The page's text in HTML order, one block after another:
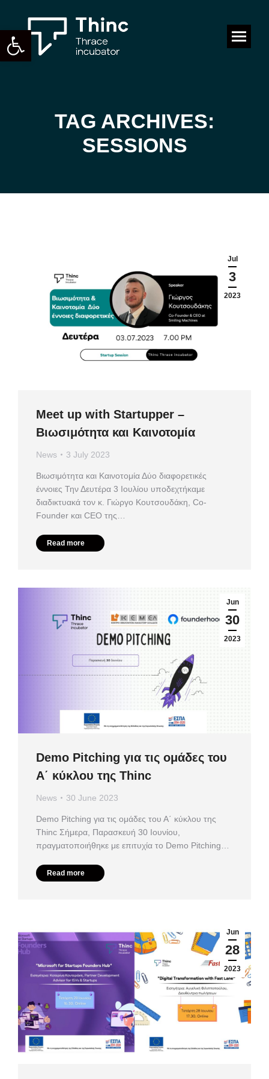
Open toolbar Search:
TAG ARCHIVES:
SESSIONS
Jul
3
2023
Meet up with Startupper –
Βιωσιμότητα και Καινοτομία
News 3 July 2023
Βιωσιμότητα και Καινοτομία Δύο διαφορετικές
έννοιες Την Δευτέρα 3 Ιουλίου υποδεχτήκαμε
διαδικτυακά τον κ. Γιώργο Κουτσουδάκη, Co-
Founder και CEO της…
Read more
Jun
30
2023
Demo Pitching για τις ομάδες του
Α΄ κύκλου της Thinc
News 30 June 2023
Demo Pitching για τις ομάδες του Α΄ κύκλου της
Thinc Σήμερα, Παρασκευή 30 Ιουνίου,
πραγματοποιήθηκε με επιτυχία το Demo Pitching…
Read more
Jun
28
2023